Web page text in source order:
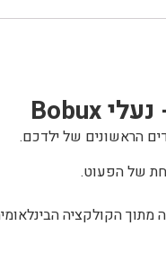
נעלי Bobux
הראשונים של ילדכם.
של הפעוט.
הקולקציה